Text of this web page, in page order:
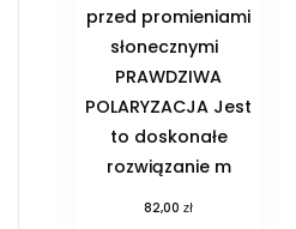
przed promieniami
słonecznymi
PRAWDZIWA
POLARYZACJA Jest
to doskonałe
rozwiązanie m
82,00zł